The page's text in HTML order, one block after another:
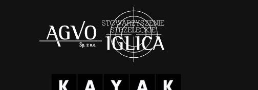
Agvo Iglica